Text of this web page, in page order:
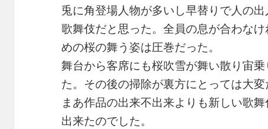
兎に角登場人物が多いし早替りで人の
歌舞伎だと思った。全員の息が合わな
めの桜の舞う姿は圧巻だった。
舞台から客席にも桜吹雪が舞い散り宙
た。その後の掃除が裏方にとっては大変
まあ作品の出来不出来よりも新しい歌
出来たのでした。